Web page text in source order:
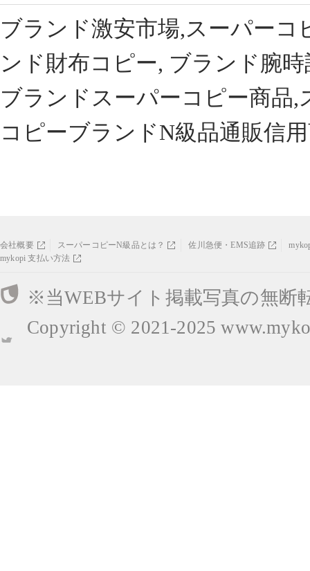
ブランド激安市場,スーパー
ンド財布コピー, ブランド腕
ブランドスーパーコピー商品
コピーブランドN級品通販信
会社概要 スーパーコピーN級品とは？ 佐川急便・EMS追跡
mykopi 支払い方法
※当WEBサイト掲載写真の無断
Copyright © 2021-2025